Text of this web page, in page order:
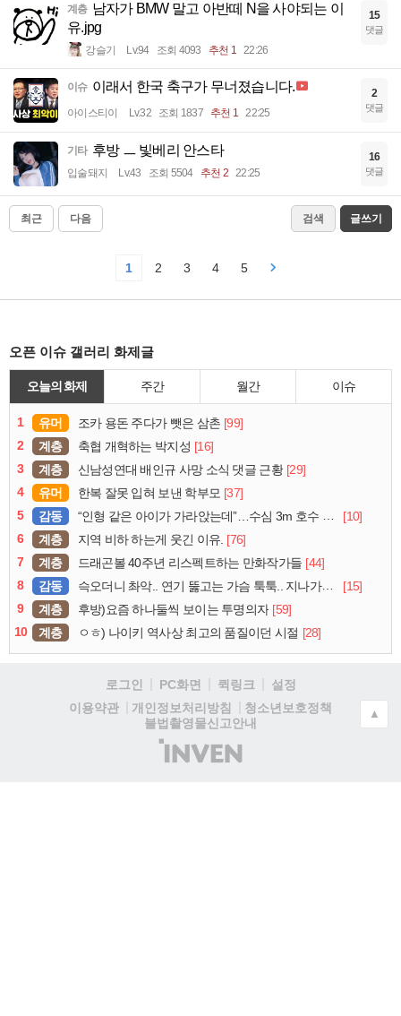
계층 남자가 BMW 말고 아반떼 N을 사야되는 이
유.jpg
강슬기 Lv.94 조회 4093 추천 1 22:26
15
댓글
이슈 이래서 한국 축구가 무너졌습니다.
아이스티이 Lv.32 조회 1837 추천 1 22:25
2
댓글
기타 후방 ㅡ 빛베리 안스타
입술돼지 Lv.43 조회 5504 추천 2 22:25
16
댓글
최근 다음 검색 글쓰기
1 2 3 4 5
오픈 이슈 갤러리 화제글
오늘의 화제 주간 월간 이슈
1 유머 조카 용돈 주다가 뺏은 삼촌 [99]
2
계층 축협 개혁하는 박지성 [16]
3
계층 신남성연대 배인규 사망 소식 댓글 근황 [29]
4
유머 한복 잘못 입혀 보낸 학부모 [37]
5
감동 “인형 같은 아이가 가라앉는데”…수심 3m 호수 뛰어든 60대 의인
[10]
6
계층 지역 비하 하는게 웃긴 이유. [76]
7
계층 드래곤볼 40주년 리스펙트하는 만화작가들 [44]
8
감동 슥오더니 촤악.. 연기 뚫고는 가슴 툭툭.. 지나가던 아재의 정체
[15]
9
계층 후방)요즘 하나둘씩 보이는 투명의자 [59]
10
계층 ㅇㅎ) 나이키 역사상 최고의 품질이던 시절 [28]
로그인 PC화면 퀵링크
설정
이용약관
개인정보처리방침
청소년보호정책
불법촬영물신고안내
(주)
인
▲